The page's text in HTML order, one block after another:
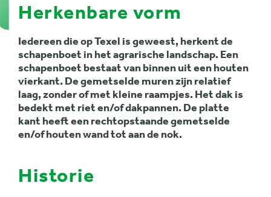
Herkenbare vorm
Iedereen die op Texel is geweest, herkent de
schapenboet in het agrarische landschap. Een
schapenboet bestaat van binnen uit een houten
vierkant. De gemetselde muren zijn relatief
laag, zonder of met kleine raampjes. Het dak is
bedekt met riet en/of dakpannen. De platte
kant heeft een rechtopstaande gemetselde
en/of houten wand tot aan de nok.
Historie